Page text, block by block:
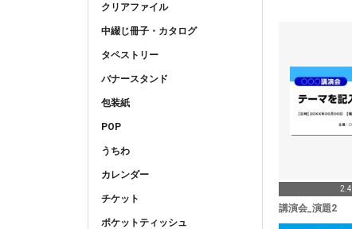
クリアファイル
中綴じ冊子・カタログ
タペストリー
バナースタンド
包装紙
POP
うちわ
カレンダー
チケット
ポケットティッシュ
講演会_演題2